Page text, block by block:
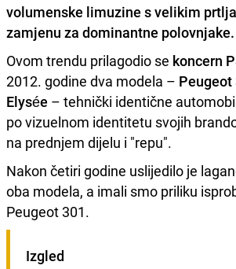
volumenske limuzine s velikim
zamjenu za dominantne polovnjake.
Ovom trendu prilagodio se koncern
2012. godine dva modela – Peugeot
Elysée – tehnički identične
po vizuelnom identitetu svojih
na prednjem dijelu i "repu".
Nakon četiri godine uslijedilo je
oba modela, a imali smo priliku
Peugeot 301.
Izgled